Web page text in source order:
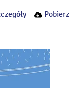
Pobierz